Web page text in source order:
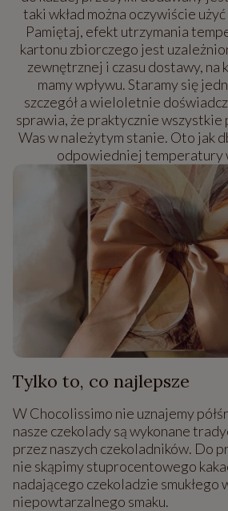
taki wkład można oczywiście
Pamiętaj, efekt utrzymania
kartonu zbiorczego jest
zewnętrznej i czasu dostawy,
mamy wpływu. Staramy się
szczegół a wieloletnie
sprawia, że praktycznie wszystkie
Was w należytym stanie. Oto jak
odpowiedniej temperatury
Tylko to, co najlepsze
W Chocolissimo nie uznajemy
nasze czekolady są wykonane
przez naszych czekoladników. Do
nie skąpimy stuprocentowego
nadającego czekoladzie smukłego
niepowtarzalnego smaku.